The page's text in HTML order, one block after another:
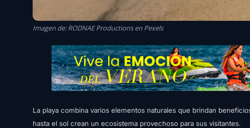
Imagen de: RODNAE Productions en Pexels
La playa combina varios elementos naturales que brindan
hasta el sol crean un ecosistema provechoso para sus visitantes.